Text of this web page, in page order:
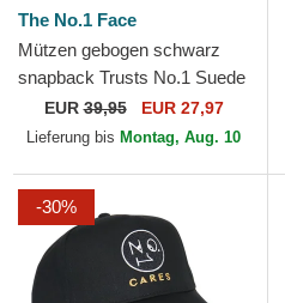
The No.1 Face
Mützen gebogen schwarz
snapback Trusts No.1 Suede
Black Gold von The No.1
Face
EUR39,95 EUR 27,97
Lieferung bis Montag, Aug. 10
-30%